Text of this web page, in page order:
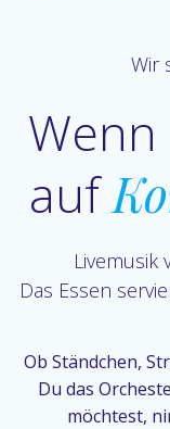
Wir
auf
Livemusik
Das Essen
Ob Ständchen,
Du das
möchtest,